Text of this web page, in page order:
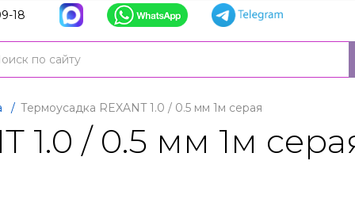
18
/ Термоусадка REXANT 1.0 / 0.5 мм 1м серая
1.0 / 0.5 мм 1м